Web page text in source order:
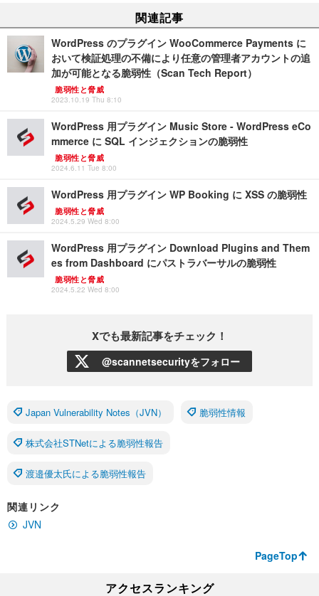
関連記事
WordPress のプラグイン WooCommerce Payments に
おいて検証処理の不備により任意の管理者アカウントの追
加が可能となる脆弱性（Scan Tech Report）
脆弱性と脅威
2023.10.19 Thu 8:10
WordPress 用プラグイン Music Store - WordPress eCo
mmerce に SQL インジェクションの脆弱性
脆弱性と脅威
2024.6.11 Tue 8:00
WordPress 用プラグイン WP Booking に XSS の脆弱性
脆弱性と脅威
2024.5.29 Wed 8:00
WordPress 用プラグイン Download Plugins and Them
es from Dashboard にパストラバーサルの脆弱性
脆弱性と脅威
2024.5.22 Wed 8:00
Xでも最新記事をチェック！
@scannetsecurityをフォロー
Japan Vulnerability Notes（JVN） 脆弱性情報
株式会社STNetによる脆弱性報告
渡邉優太氏による脆弱性報告
関連リンク
JVN
PageTop
アクセスランキング